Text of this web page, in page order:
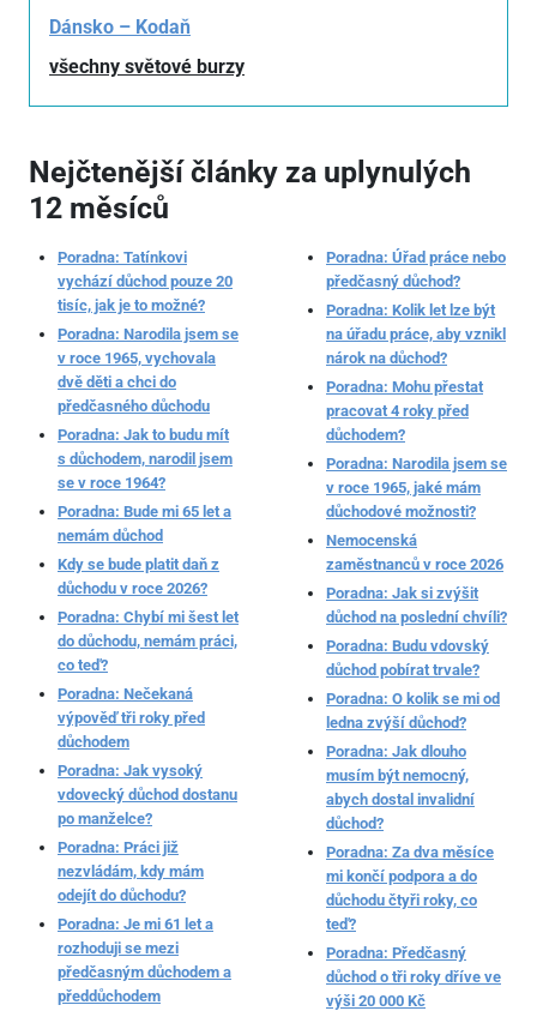
Dánsko – Kodaň
všechny světové burzy
Nejčtenější články za uplynulých
12 měsíců
Poradna: Tatínkovi
vychází důchod pouze 20
tisíc, jak je to možné?
Poradna: Narodila jsem se
v roce 1965, vychovala
dvě děti a chci do
předčasného důchodu
Poradna: Jak to budu mít
s důchodem, narodil jsem
se v roce 1964?
Poradna: Bude mi 65 let a
nemám důchod
Kdy se bude platit daň z
důchodu v roce 2026?
Poradna: Chybí mi šest let
do důchodu, nemám práci,
co teď?
Poradna: Nečekaná
výpověď tři roky před
důchodem
Poradna: Jak vysoký
vdovecký důchod dostanu
po manželce?
Poradna: Práci již
nezvládám, kdy mám
odejít do důchodu?
Poradna: Je mi 61 let a
rozhoduji se mezi
předčasným důchodem a
předdůchodem
Poradna: Úřad práce nebo
předčasný důchod?
Poradna: Kolik let lze být
na úřadu práce, aby vznikl
nárok na důchod?
Poradna: Mohu přestat
pracovat 4 roky před
důchodem?
Poradna: Narodila jsem se
v roce 1965, jaké mám
důchodové možnosti?
Nemocenská
zaměstnanců v roce 2026
Poradna: Jak si zvýšit
důchod na poslední chvíli?
Poradna: Budu vdovský
důchod pobírat trvale?
Poradna: O kolik se mi od
ledna zvýší důchod?
Poradna: Jak dlouho
musím být nemocný,
abych dostal invalidní
důchod?
Poradna: Za dva měsíce
mi končí podpora a do
důchodu čtyři roky, co
teď?
Poradna: Předčasný
důchod o tři roky dříve ve
výši 20 000 Kč